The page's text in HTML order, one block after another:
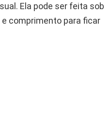
Ela pode ser feita sob
comprimento para ficar